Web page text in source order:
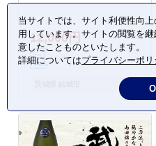
《30日以内に出荷予定
(土日祝除く)》 コーヒ
ー 豆 セット コロンビ
ア グアテマラ モカ ス
ペシャルレンド ブラジ
ル 飲み比べ【配送不可
地域あり】(沖縄・離
島)---yuki_yuni_11_5s--
12,000円
当サイトでは、サイト利便性向
用しています。サイトの閲覧を
意したことものといたします。
詳細についてはプライバシーポリ